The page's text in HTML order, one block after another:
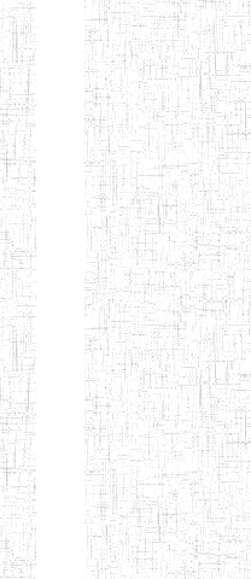
BAFOUSSAM
ENIET DE
BAFOUSSAM-
BALENG
ENIEG DE
BANGANTE
ENIEG DE
FOUMBAN
ENIEG DE
SANGMELIMA
ENBIEG
D'EBOLOWA